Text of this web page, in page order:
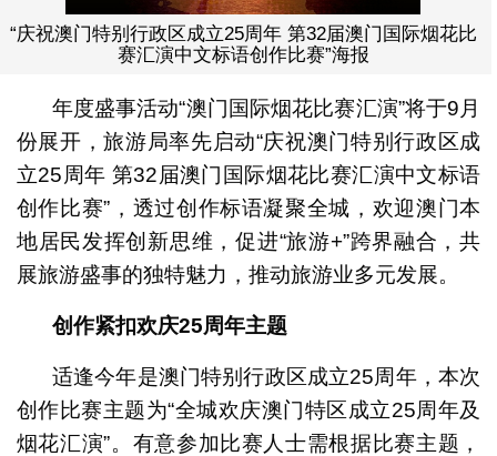
“庆祝澳门特别行政区成立25周年 第32届澳门国际烟花比
赛汇演中文标语创作比赛”海报
年度盛事活动“澳门国际烟花比赛汇演”将于9月
份展开，旅游局率先启动“庆祝澳门特别行政区成
立25周年 第32届澳门国际烟花比赛汇演中文标语
创作比赛”，透过创作标语凝聚全城，欢迎澳门本
地居民发挥创新思维，促进“旅游+”跨界融合，共
展旅游盛事的独特魅力，推动旅游业多元发展。
创作紧扣欢庆25周年主题
适逢今年是澳门特别行政区成立25周年，本次
创作比赛主题为“全城欢庆澳门特区成立25周年及
烟花汇演”。有意参加比赛人士需根据比赛主题，